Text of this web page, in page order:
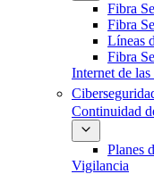
Fibra
Fibra
Líneas
Fibra
Internet de
Continuidad
Planes
Vigilancia